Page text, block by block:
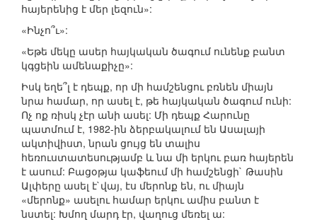
հայերենից է մեր լեզուն»:
«Ինչո՞ւ»:
«Եթե մեկը ասեր հայկական ծագում ունենք բանտ
կգցեին ամենաքիչը»:
Իսկ եղե՞լ է դեպք, որ մի համշենցու բռնեն միայն
նրա համար, որ ասել է, թե հայկական ծագում ունի:
Ոչ ոք ռիսկ չէր անի ասել: Մի դեպք Հարունը
պատմում է, 1982-ին ձերբակալում են Ասալայի
ակտիվիստ, նրան ցույց են տալիս
հեռուստատեսությամբ և նա մի երկու բառ հայերեն
է ասում: Բացօթյա կաֆեում մի համշենցի` Թասին
Ալփերը ասել է`վայ, էս մերոնք են, ու միայն
«մերոնք» ասելու համար երկու ամիս բանտ է
նստել: Խմող մարդ էր, վաղուց մեռել ա: